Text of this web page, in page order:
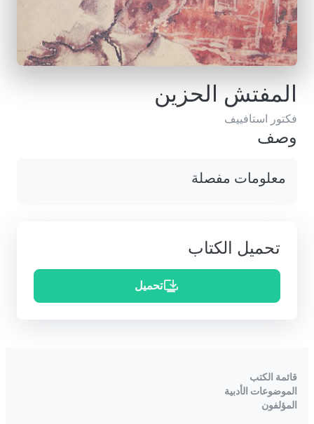
المفتش الحزين
فكتور استافييف
وصف
معلومات مفصلة
تحميل الكتاب
تحميل
قائمة الكتب
الموضوعات الأدبية
المؤلفون